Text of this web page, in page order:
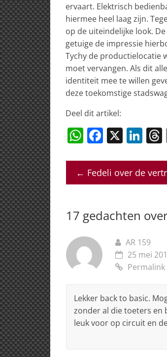
ervaart. Elektrisch
hiermee heel laag zijn.
op de uiteindelijke look.
getuige de impressie
Tychy de productielocatie
moet vervangen. Als dit
identiteit mee te willen
deze toekomstige
Deel dit artikel:
W
at
s
p
p
F
c
e
o
X Li
k
e
n
← Fedeli over de
17 gedachten
AR 159
25 mei
Permalink
Lekker back to basic.
zonder al die toeters en
leuk voor op circuit en